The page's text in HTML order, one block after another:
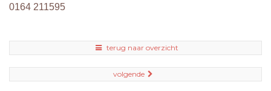
0164 211595
terug naar overzicht
volgende